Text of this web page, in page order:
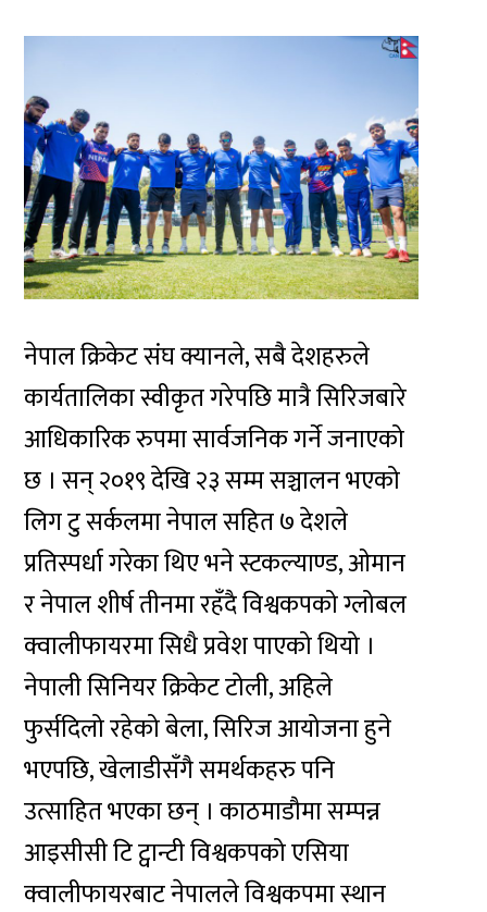
नेपाल क्रिकेट संघ क्यानले, सबै देशहरुले
कार्यतालिका स्वीकृत गरेपछि मात्रै सिरिजबारे
आधिकारिक रुपमा सार्वजनिक गर्ने जनाएको
छ । सन् २०१९ देखि २३ सम्म सञ्चालन भएको
लिग टु सर्कलमा नेपाल सहित ७ देशले
प्रतिस्पर्धा गरेका थिए भने स्टकल्याण्ड, ओमान
र नेपाल शीर्ष तीनमा रहँदै विश्वकपको ग्लोबल
क्वालीफायरमा सिधै प्रवेश पाएको थियो ।
नेपाली सिनियर क्रिकेट टोली, अहिले
फुर्सदिलो रहेको बेला, सिरिज आयोजना हुने
भएपछि, खेलाडीसँगै समर्थकहरु पनि
उत्साहित भएका छन् । काठमाडौमा सम्पन्न
आइसीसी टि ट्वान्टी विश्वकपको एसिया
क्वालीफायरबाट नेपालले विश्वकपमा स्थान